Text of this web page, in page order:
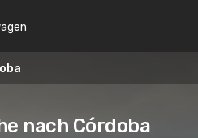
nach Córdoba